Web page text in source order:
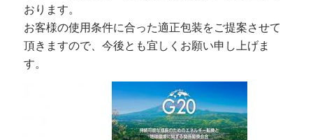
おります。
お客様の使用条件に合った適正包装をご提案させて
頂きますので、今後とも宜しくお願い申し上げま
す。